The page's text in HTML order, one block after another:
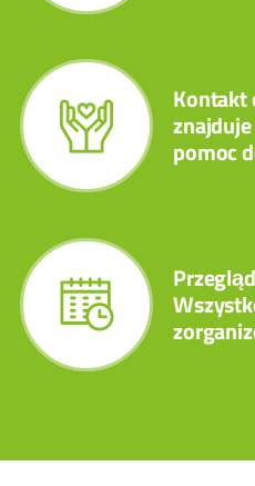
Kontakt
pomoc